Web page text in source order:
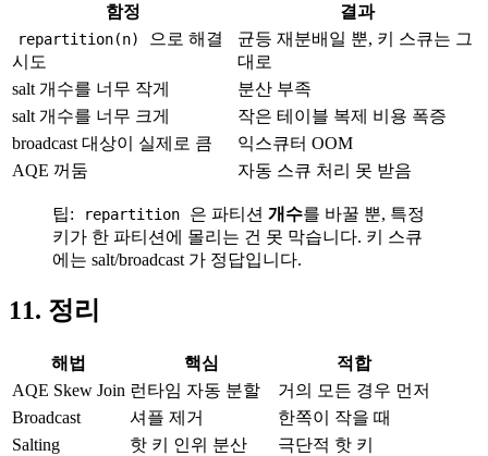
함정 결과
repartition(n)
으로 해결
시도
균등 재분배일 뿐, 키 스큐는 그
대로
salt 개수를 너무 작게
분산 부족
salt 개수를 너무 크게
작은 테이블 복제 비용 폭증
broadcast 대상이 실제로 큼
익스큐터 OOM
AQE 꺼둠
자동 스큐 처리 못 받음
팁: repartition 은 파티션개수를 바꿀 뿐, 특정
키가 한 파티션에 몰리는 건 못 막습니다. 키 스큐
에는 salt/broadcast 가 정답입니다.
11. 정리
해법 핵심
적합
AQE Skew Join 런타임 자동 분할
거의 모든 경우 먼저
Broadcast
셔플 제거
한쪽이 작을 때
Salting
핫 키 인위 분산
극단적 핫 키